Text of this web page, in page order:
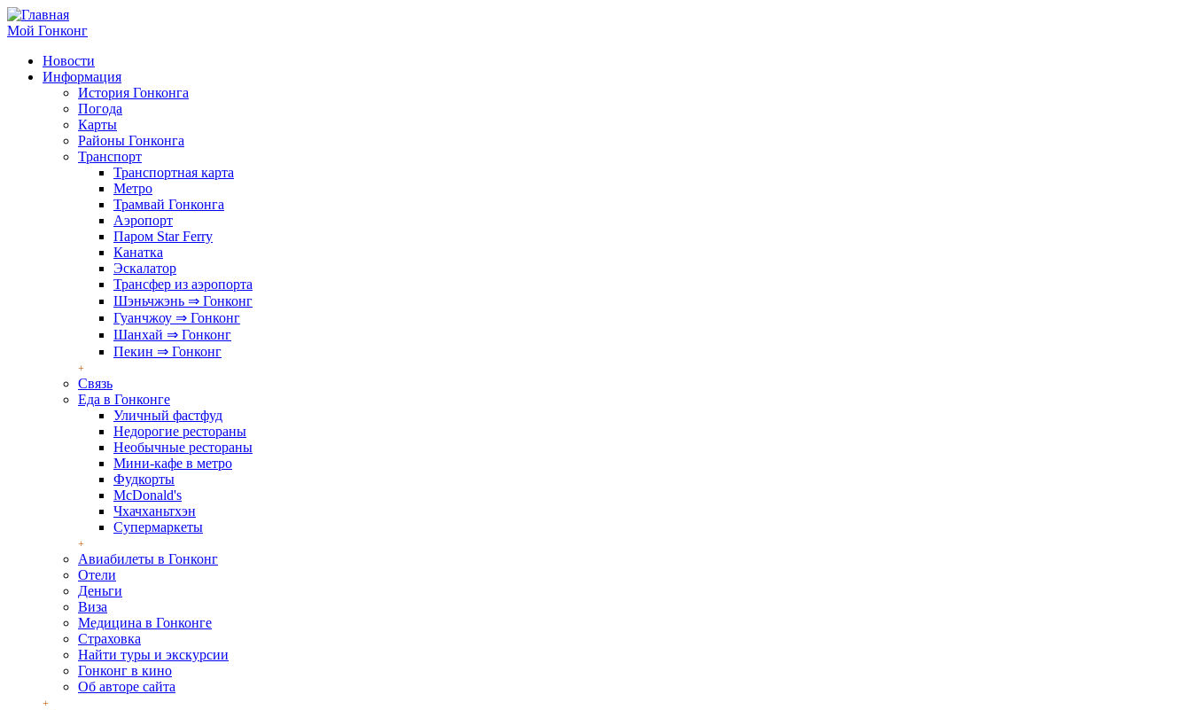
Перейти
к
содержанию
Мой Гонконг
Основные
ссылки
Новости
Информация
История Гонконга
Погода
Карты
Районы Гонконга
Транспорт
Транспортная карта
Метро
Трамвай Гонконга
Аэропорт
Паром Star Ferry
Канатка
Эскалатор
Трансфер из аэропорта
Шэньчжэнь ⇒ Гонконг
Гуанчжоу ⇒ Гонконг
Шанхай ⇒ Гонконг
Пекин ⇒ Гонконг
Связь
Еда в Гонконге
Уличный фастфуд
Недорогие рестораны
Необычные рестораны
Мини-кафе в метро
Фудкорты
McDonald's
Чхачханьтхэн
Супермаркеты
Авиабилеты в Гонконг
Отели
Деньги
Виза
Медицина в Гонконге
Страховка
Найти туры и экскурсии
Гонконг в кино
Об авторе сайта